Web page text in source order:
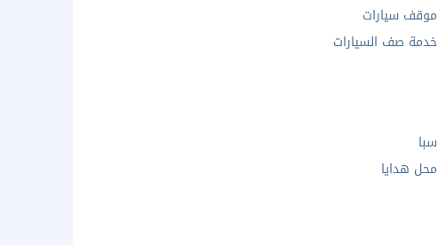
موقف سيارات
خدمة صف السيارات
سبا
محل هدايا